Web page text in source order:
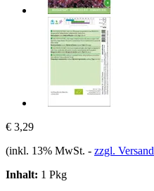
€ 3,29
(inkl. 13% MwSt. - zzgl. Versand
Inhalt: 1 Pkg